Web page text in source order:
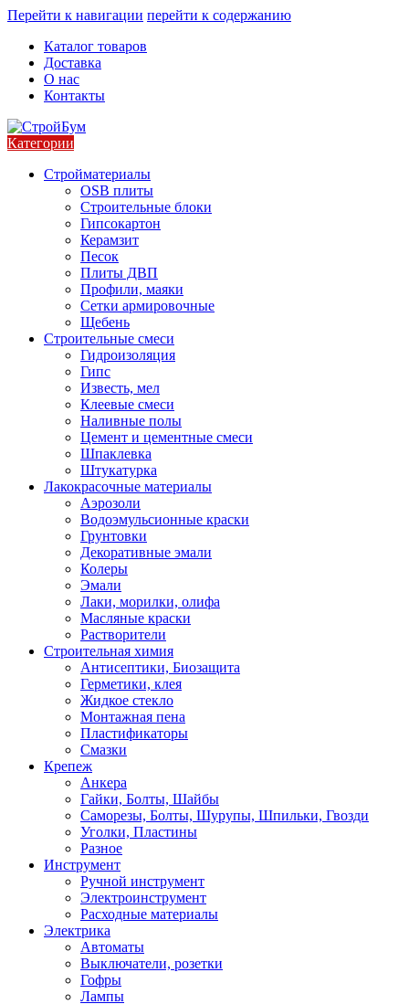
Перейти к навигации перейти к содержанию
Каталог товаров
Доставка
О нас
Контакты
Категории
Стройматериалы
OSB плиты
Строительные блоки
Гипсокартон
Керамзит
Песок
Плиты ДВП
Профили, маяки
Сетки армировочные
Щебень
Строительные смеси
Гидроизоляция
Гипс
Известь, мел
Клеевые смеси
Наливные полы
Цемент и цементные смеси
Шпаклевка
Штукатурка
Лакокрасочные материалы
Аэрозоли
Водоэмульсионные краски
Грунтовки
Декоративные эмали
Колеры
Эмали
Лаки, морилки, олифа
Масляные краски
Растворители
Строительная химия
Антисептики, Биозащита
Герметики, клея
Жидкое стекло
Монтажная пена
Пластификаторы
Смазки
Крепеж
Анкера
Гайки, Болты, Шайбы
Саморезы, Болты, Шурупы, Шпильки, Гвозди
Уголки, Пластины
Разное
Инструмент
Ручной инструмент
Электроинструмент
Расходные материалы
Электрика
Автоматы
Выключатели, розетки
Гофры
Лампы